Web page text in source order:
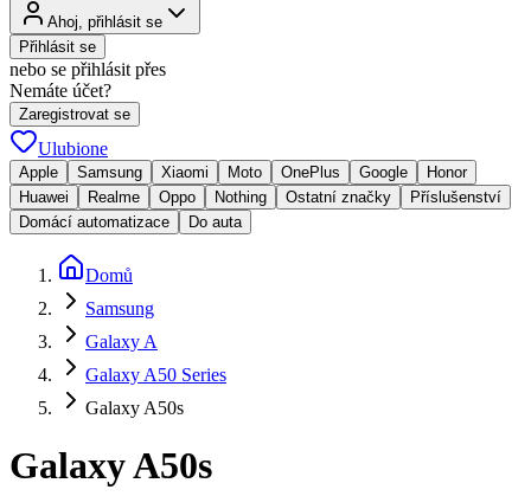
Ahoj, přihlásit se
Přihlásit se
nebo se přihlásit přes
Nemáte účet?
Zaregistrovat se
Ulubione
Apple Samsung Xiaomi Moto OnePlus Google
Honor
Huawei
Realme Oppo Nothing Ostatní značky
Příslušenství
Domácí automatizace
Do auta
Domů
Samsung
Galaxy A
Galaxy A50 Series
Galaxy A50s
Galaxy A50s